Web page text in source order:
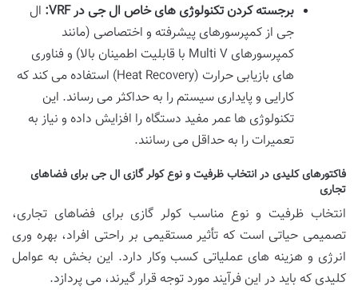
برجسته کردن تکنولوژی های خاص ال جی در VRF:
ال
جی از کمپرسورهای پیشرفته و اختصاصی (مانند
کمپرسورهای Multi V با قابلیت اطمینان بالا) و فناوری
های بازیابی حرارت (Heat Recovery) استفاده می کند که
کارایی و پایداری سیستم را به حداکثر می رساند. این
تکنولوژی ها عمر مفید دستگاه را افزایش داده و نیاز به
تعمیرات را به حداقل می رسانند.
فاکتورهای کلیدی در انتخاب ظرفیت و نوع کولر گازی ال جی برای فضاهای
تجاری
انتخاب ظرفیت و نوع مناسب کولر گازی برای فضاهای تجاری،
تصمیمی حیاتی است که تأثیر مستقیمی بر راحتی افراد، بهره وری
انرژی و هزینه های عملیاتی کسب وکار دارد. این بخش به عوامل
کلیدی که باید در این فرآیند مورد توجه قرار گیرند، می پردازد.